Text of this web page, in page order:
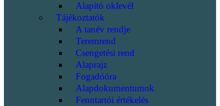
Alapító oklevél
Tájékoztatók
A tanév rendje
Teremrend
Csengetési rend
Alaprajz
Fogadóóra
Alapdokumentumok
Fenntartói értékelés